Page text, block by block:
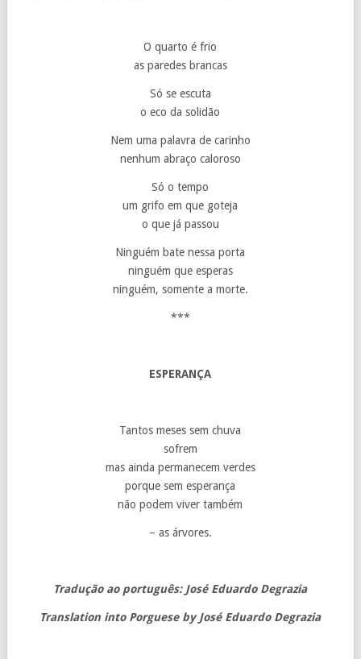
O quarto é frio
as paredes brancas
Só se escuta
o eco da solidão
Nem uma palavra de carinho
nenhum abraço caloroso
Só o tempo
um grifo em que goteja
o que já passou
Ninguém bate nessa porta
ninguém que esperas
ninguém, somente a morte.
***
ESPERANÇA
Tantos meses sem chuva
sofrem
mas ainda permanecem verdes
porque sem esperança
não podem viver também
– as árvores.
Tradução ao português: José Eduardo Degrazia
Translation into Porguese by José Eduardo Degrazia